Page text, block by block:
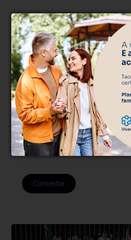
* O conteúdo de cada comentário é de
realizá-lo. Nos reservamos ao direito de
comentários em desacordo com o
contenham palavras ofensivas.
Comentar